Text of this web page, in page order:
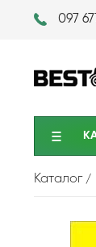
097
Каталог